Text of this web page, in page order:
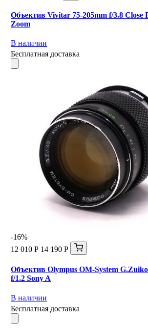
Объектив Vivitar 75-205mm f/3.8 Close
Zoom
В наличии
Бесплатная доставка
-16%
12 010 Р 14 190 Р
Объектив Olympus OM-System
f/1.2 Sony A
В наличии
Бесплатная доставка